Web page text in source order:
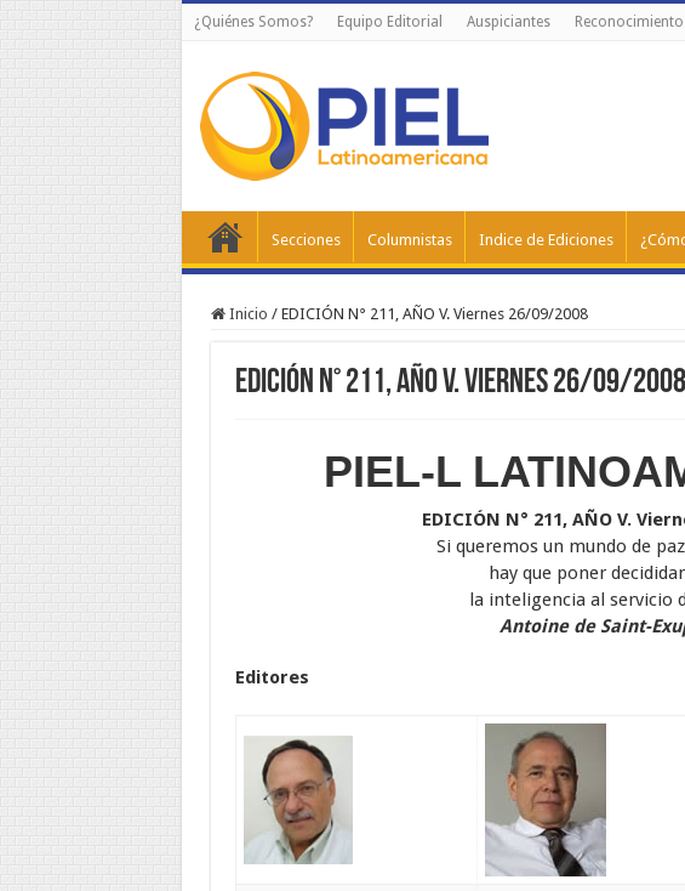
¿Quiénes Somos? Equipo Editorial Auspiciantes
Secciones Columnistas Indice de Ediciones
Inicio / EDICIÓN N° 211, AÑO V. Viernes 26/09/2008
EDICIÓN N° 211, AÑO V. Viernes 26/09/2008
PIEL-L
EDICIÓN N° 211, AÑO V.
Si queremos un mundo de
hay que poner
la inteligencia al servicio
Antoine de Saint-
Editores